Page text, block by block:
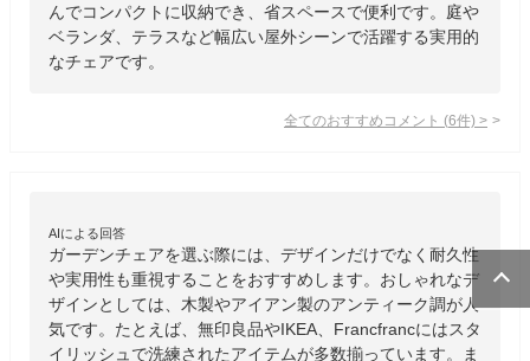
んでコンパクトに収納でき、省スペースで便利です。庭や
ベランダ、テラスなど幅広い屋外シーンで活躍する実用的
なチェアです。
全てのおすすめコメント (6件) >
AIによる回答
ガーデンチェアを選ぶ際には、デザインだけでなく耐久性
や実用性も重視することをおすすめします。おしゃれなデ
ザインとしては、木製やアイアン製のアンティーク調が人
気です。たとえば、無印良品やIKEA、Francfrancにはスタ
イリッシュで洗練されたアイテムが多数揃っています。ま